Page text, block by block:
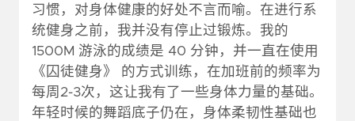
习惯，对身体健康的好处不言而喻。在进行系
统健身之前，我并没有停止过锻炼。我的
1500M 游泳的成绩是 40 分钟，并一直在使用
《囚徒健身》 的方式训练，在加班前的频率为
每周2-3次，这让我有了一些身体力量的基础。
年轻时候的舞蹈底子仍在，身体柔韧性基础也